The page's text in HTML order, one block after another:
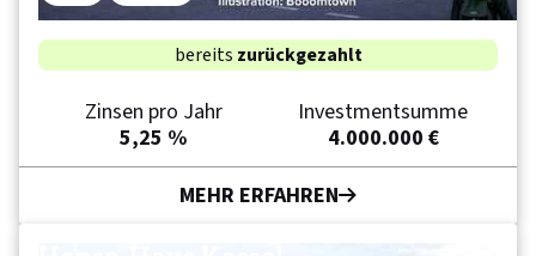
bereits zurückgezahlt
Zinsen pro Jahr
5,25 %
Investmentsumme
4.000.000 €
MEHR ERFAHREN